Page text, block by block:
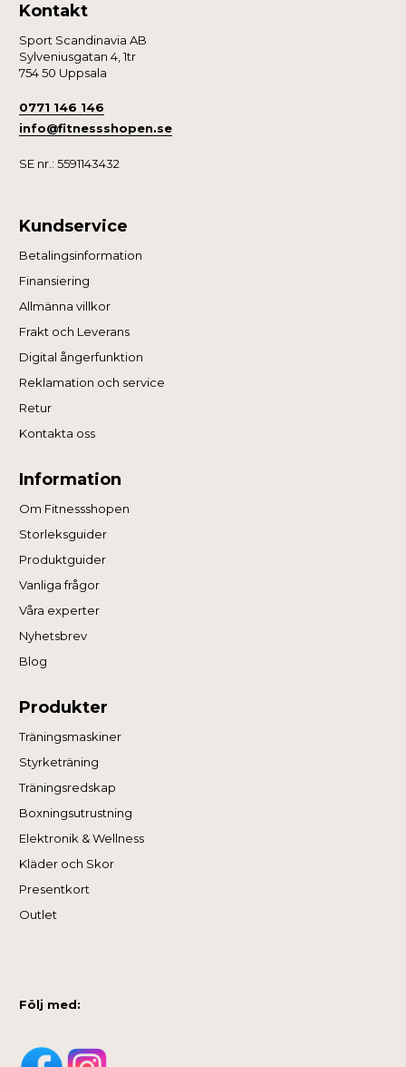
Kontakt
Sport Scandinavia AB
Sylveniusgatan 4, 1tr
754 50 Uppsala
0771 146 146
info@fitnessshopen.se
SE nr.: 5591143432
Kundservice
Betalingsinformation
Finansiering
Allmänna villkor
Frakt och Leverans
Digital ångerfunktion
Reklamation och service
Retur
Kontakta oss
Information
Om Fitnessshopen
Storleksguider
Produktguider
Vanliga frågor
Våra experter
Nyhetsbrev
Blog
Produkter
Träningsmaskiner
Styrketräning
Träningsredskap
Boxningsutrustning
Elektronik & Wellness
Kläder och Skor
Presentkort
Outlet
Följ med: